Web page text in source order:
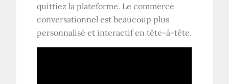
quittiez la plateforme. Le commerce
conversationnel est beaucoup plus
personnalisé et interactif en tête-à-tête.